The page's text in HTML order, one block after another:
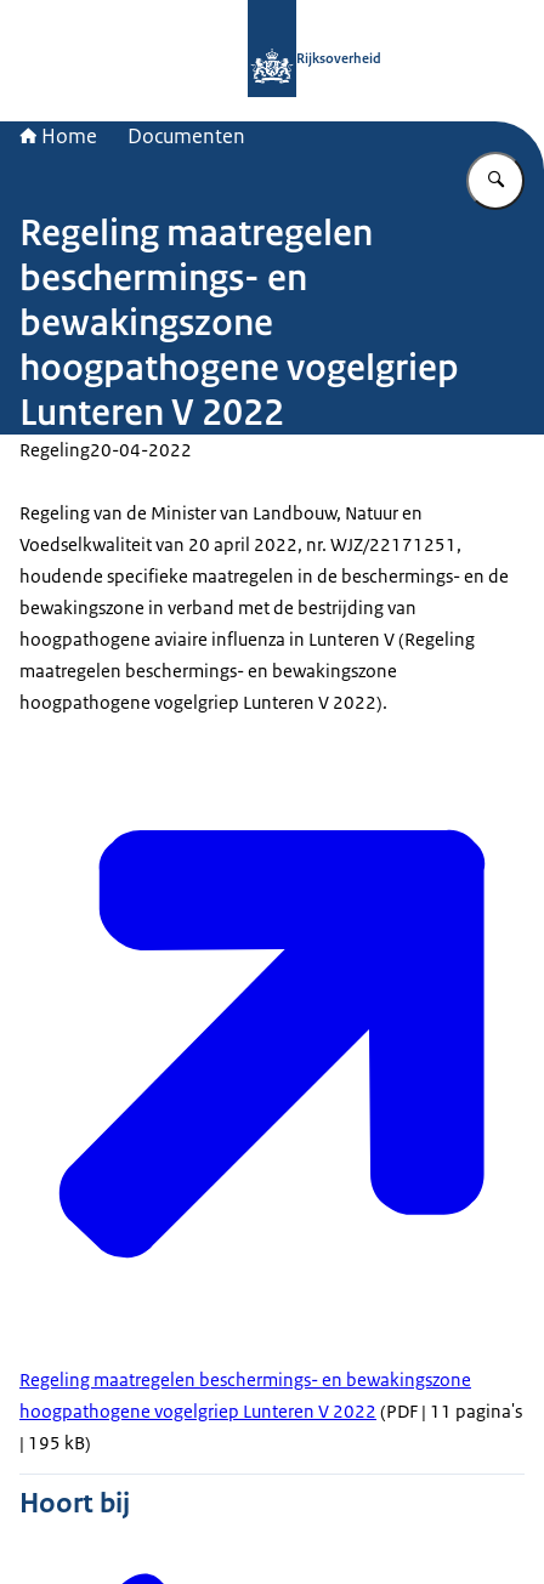
Rijksoverheid
Home Documenten
Regeling maatregelen
beschermings- en
bewakingszone
hoogpathogene vogelgriep
Lunteren V 2022
Regeling20-04-2022
Regeling van de Minister van Landbouw, Natuur en
Voedselkwaliteit van 20 april 2022, nr. WJZ/22171251,
houdende specifieke maatregelen in de beschermings- en de
bewakingszone in verband met de bestrijding van
hoogpathogene aviaire influenza in Lunteren V (Regeling
maatregelen beschermings- en bewakingszone
hoogpathogene vogelgriep Lunteren V 2022).
Regeling maatregelen beschermings- en bewakingszone
hoogpathogene vogelgriep Lunteren V 2022 (PDF | 11 pagina's
| 195 kB)
Hoort bij